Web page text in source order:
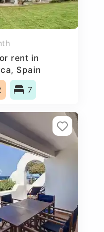
rent in
Spain
7